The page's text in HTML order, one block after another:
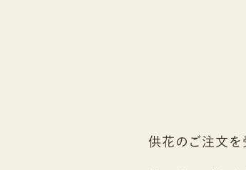
供花のご注文を